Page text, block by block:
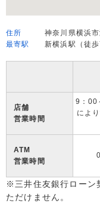
住所
神奈川県横浜
最寄駅
新横浜駅（徒歩
店舗
営業時間
9：00
によ
ATM
営業時間
※三井住友銀行ローン
ただけません。